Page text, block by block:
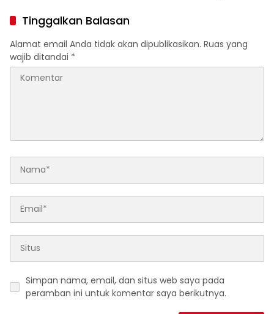
DaerahTinggalkan Balasan
Alamat email Anda tidak akan dipublikasikan. Ruas yang
wajib ditandai *
Simpan nama, email, dan situs web saya pada
peramban ini untuk komentar saya berikutnya.